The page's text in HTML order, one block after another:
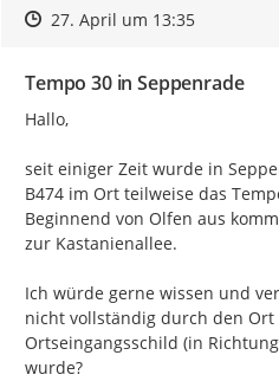
Zeitpunkt des Erstellens
Zeitpunkt des Erstellens
27. April um 13:35Zur
Tempo 30 in Seppenrade
Hallo,
seit einiger Zeit wurde in
B474 im Ort teilweise das
Beginnend von Olfen aus
zur Kastanienallee.
Ich würde gerne wissen und
nicht vollständig durch den
Ortseingangsschild (in
wurde?